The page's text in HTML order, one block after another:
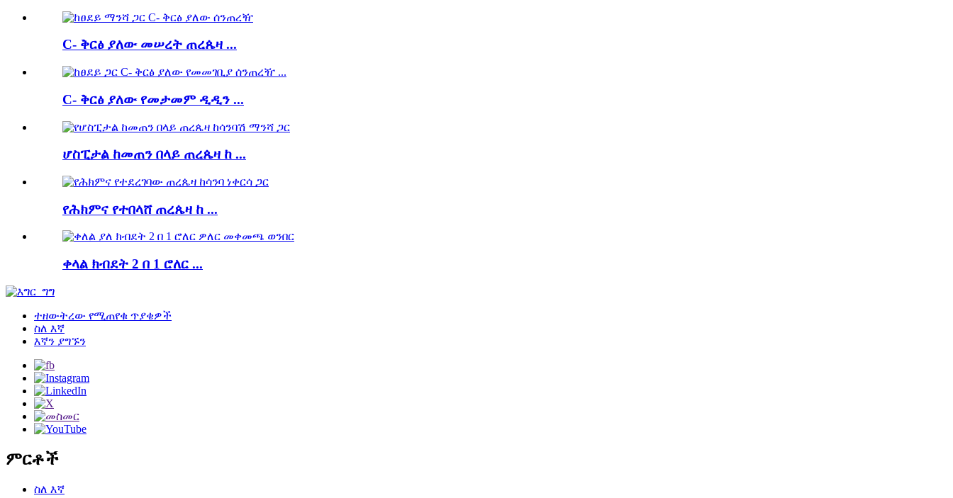
C- ቅርፅ ያለው መሠረት ጠረጴዛ ...
C- ቅርፅ ያለው የመታመም ዲዲን ...
ሆስፒታል ከመጠን በላይ ጠረጴዛ ከ ...
የሕክምና የተበላሸ ጠረጴዛ ከ ...
ቀላል ክብደት 2 በ 1 ሮለር ...
ተዘውትረው የሚጠየቁ ጥያቄዎች
ስለ እኛ
እኛን ያግኙን
ምርቶች
ስለ እኛ